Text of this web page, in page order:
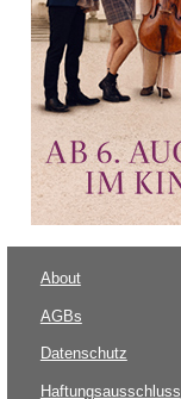
About
AGBs
Datenschutz
Haftungsausschluss